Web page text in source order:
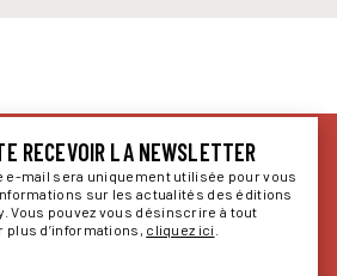
RECEVOIR LA NEWSLETTER
e-mail sera uniquement utilisée pour vous
sur les actualités des éditions
Vous pouvez vous désinscrire à tout
plus d’informations, cliquez ici